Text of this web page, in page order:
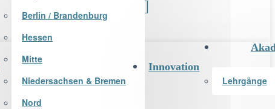
Newsletter
Berlin / Brandenburg
Hessen
Mitte
Niedersachsen & Bremen
Nord
Innovation
Lehrgänge